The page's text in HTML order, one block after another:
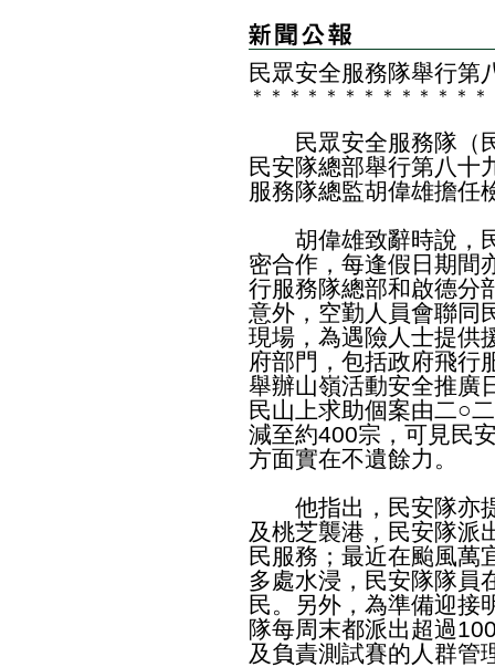
民眾安全服務隊舉行第
＊ ＊ ＊ ＊ ＊ ＊ ＊ ＊ ＊ ＊ ＊ ＊ ＊
民眾安全服務隊（民
民安隊總部舉行第八十
服務隊總監胡偉雄擔任
胡偉雄致辭時說，民
密合作，每逢假日期間
行服務隊總部和啟德分
意外，空勤人員會聯同
現場，為遇險人士提供
府部門，包括政府飛行
舉辦山嶺活動安全推廣
民山上求助個案由二○
減至約400宗，可見民
方面實在不遺餘力。
他指出，民安隊亦提
及桃芝襲港，民安隊派
民服務；最近在颱風萬
多處水浸，民安隊隊員
民。另外，為準備迎接
隊每周末都派出超過
及負責測試賽的人群管